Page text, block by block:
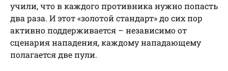
учили, что в каждого противника нужно попасть
два раза. И этот «золотой стандарт» до сих пор
активно поддерживается – независимо от
сценария нападения, каждому нападающему
полагается две пули.